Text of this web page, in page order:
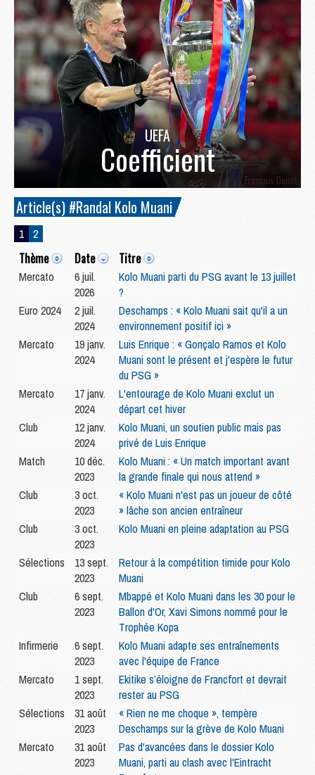
UEFA
Coefficient
Article(s) #Randal Kolo Muani
1 2
Thème Date Titre
Mercato
6 juil.
2026
Kolo Muani parti du PSG avant le 13 juillet
?
Euro 2024
2 juil.
2024
Deschamps : « Kolo Muani sait qu'il a un
environnement positif ici »
Mercato
19 janv.
2024
Luis Enrique : « Gonçalo Ramos et Kolo
Muani sont le présent et j'espère le futur
du PSG »
Mercato
17 janv.
2024
L'entourage de Kolo Muani exclut un
départ cet hiver
Club
12 janv.
2024
Kolo Muani, un soutien public mais pas
privé de Luis Enrique
Match
10 déc.
2023
Kolo Muani : « Un match important avant
la grande finale qui nous attend »
Club
3 oct.
2023
« Kolo Muani n'est pas un joueur de côté
» lâche son ancien entraîneur
Club
3 oct.
2023
Kolo Muani en pleine adaptation au PSG
Sélections
13 sept.
2023
Retour à la compétition timide pour Kolo
Muani
Club
6 sept.
2023
Mbappé et Kolo Muani dans les 30 pour le
Ballon d'Or, Xavi Simons nommé pour le
Trophée Kopa
Infirmerie
6 sept.
2023
Kolo Muani adapte ses entraînements
avec l'équipe de France
Mercato
1 sept.
2023
Ekitike s’éloigne de Francfort et devrait
rester au PSG
Sélections
31 août
2023
« Rien ne me choque », tempère
Deschamps sur la grève de Kolo Muani
Mercato
31 août
2023
Pas d'avancées dans le dossier Kolo
Muani, parti au clash avec l'Eintracht